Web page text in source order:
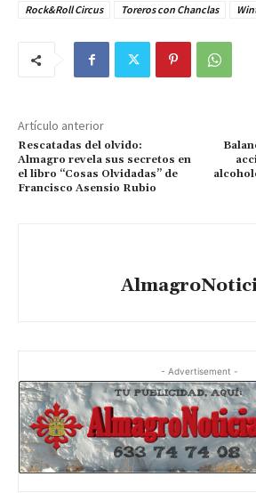
Rock&Roll Circus
Toreros con Chanclas
Artículo anterior
Rescatadas del olvido:
Almagro revela sus secretos en
el libro “Cosas Olvidadas” de
Francisco Asensio Rubio
- Advertisement -